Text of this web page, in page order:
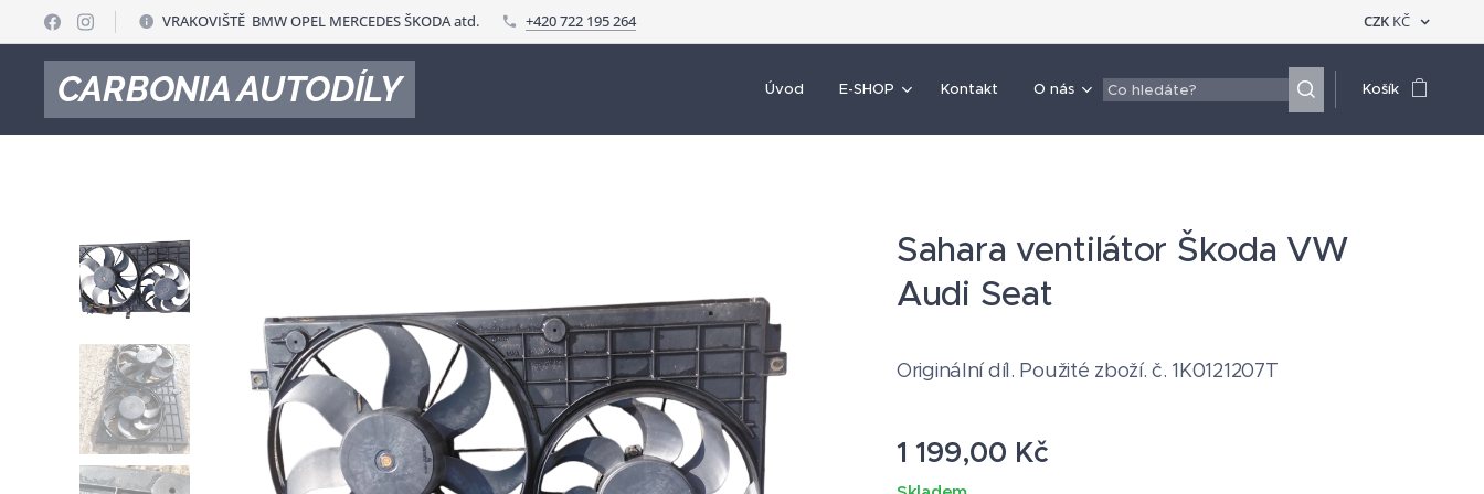
VRAKOVIŠTĚ BMW OPEL MERCEDES ŠKODA atd. +420 722 195 264 CZK KČ
CARBONIA AUTODÍLY Úvod E-SHOP Kontakt O nás Košík
Sahara ventilátor Škoda VW
Audi Seat
Originální díl. Použité zboží. č. 1K0121207T
1 199,00 Kč